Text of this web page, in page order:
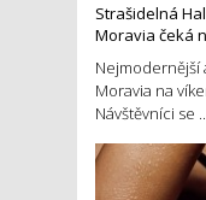
Strašidelná
Moravia čeká
Nejmodernější
Moravia na
Návštěvníci se ...